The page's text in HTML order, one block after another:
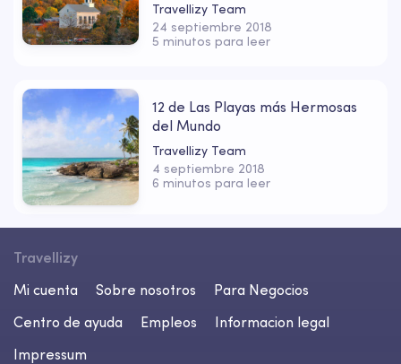
Travellizy Team
24 septiembre 2018
5 minutos para leer
12 de Las Playas más Hermosas
del Mundo
Travellizy Team
4 septiembre 2018
6 minutos para leer
Travellizy
Mi cuenta
Sobre nosotros
Para Negocios
Centro de ayuda
Empleos
Informacion legal
Impressum